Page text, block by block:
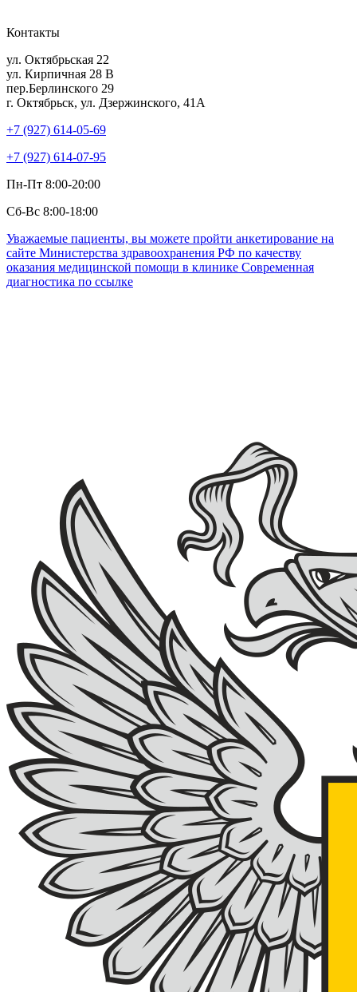
Контакты
ул. Октябрьская 22
ул. Кирпичная 28 В
пер.Берлинского 29
г. Октябрьск, ул. Дзержинского, 41А
+7 (927) 614-05-69
+7 (927) 614-07-95
Пн-Пт 8:00-20:00
Сб-Вс 8:00-18:00
Уважаемые пациенты, вы можете пройти анкетирование на
сайте Министерства здравоохранения РФ по качеству
оказания медицинской помощи в клинике Современная
диагностика по ссылке